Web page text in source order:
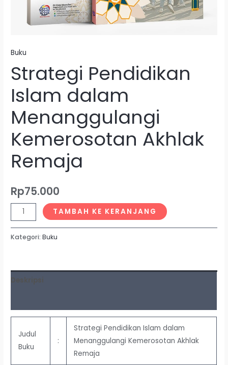
Buku
Strategi Pendidikan
Islam dalam
Menanggulangi
Kemerosotan Akhlak
Remaja
Rp75.000
TAMBAH KE KERANJANG
Kategori:Buku
Deskripsi
Judul
Buku
:
Strategi Pendidikan Islam dalam
Menanggulangi Kemerosotan Akhlak
Remaja